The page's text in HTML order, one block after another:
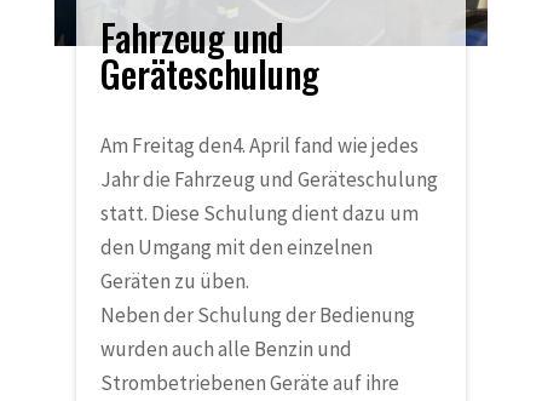
Fahrzeug und
Geräteschulung
Am Freitag den4. April fand wie jedes
Jahr die Fahrzeug und Geräteschulung
statt. Diese Schulung dient dazu um
den Umgang mit den einzelnen
Geräten zu üben.
Neben der Schulung der Bedienung
wurden auch alle Benzin und
Strombetriebenen Geräte auf ihre